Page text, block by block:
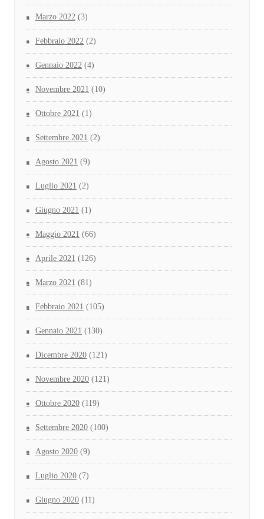
Marzo 2022 (3)
Febbraio 2022 (2)
Gennaio 2022 (4)
Novembre 2021 (10)
Ottobre 2021 (1)
Settembre 2021 (2)
Agosto 2021 (9)
Luglio 2021 (2)
Giugno 2021 (1)
Maggio 2021 (66)
Aprile 2021 (126)
Marzo 2021 (81)
Febbraio 2021 (105)
Gennaio 2021 (130)
Dicembre 2020 (121)
Novembre 2020 (121)
Ottobre 2020 (119)
Settembre 2020 (100)
Agosto 2020 (9)
Luglio 2020 (7)
Giugno 2020 (11)